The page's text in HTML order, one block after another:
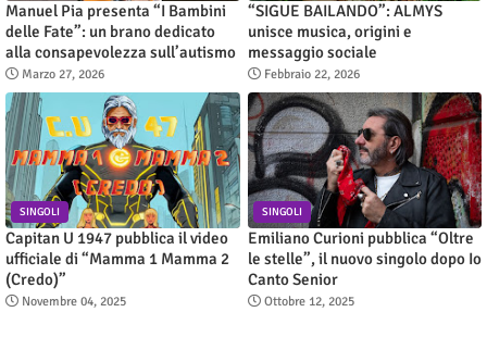
Manuel Pia presenta “I Bambini
delle Fate”: un brano dedicato
alla consapevolezza sull’autismo
Marzo 27, 2026
“SIGUE BAILANDO”: ALMYS
unisce musica, origini e
messaggio sociale
Febbraio 22, 2026
SINGOLI
Capitan U 1947 pubblica il video
ufficiale di “Mamma 1 Mamma 2
(Credo)”
Novembre 04, 2025
SINGOLI
Emiliano Curioni pubblica “Oltre
le stelle”, il nuovo singolo dopo Io
Canto Senior
Ottobre 12, 2025